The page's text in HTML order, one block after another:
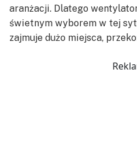
aranżacji. Dlatego
świetnym wyborem w tej
zajmuje dużo miejsca,